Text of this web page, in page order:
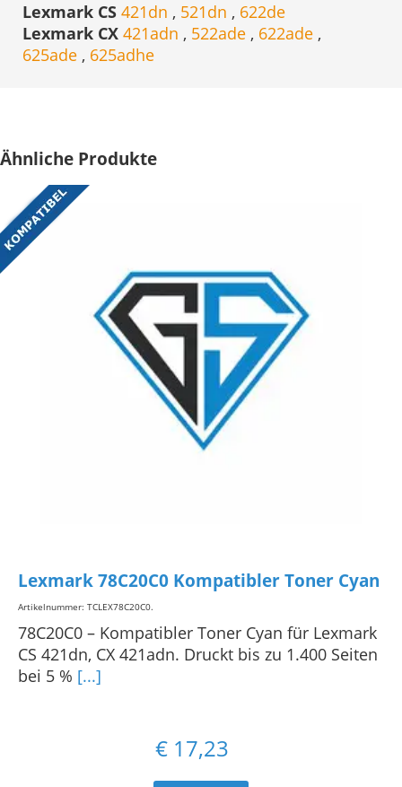
Lexmark CS 421dn , 521dn , 622de
Lexmark CX 421adn , 522ade , 622ade ,
625ade , 625adhe
Ähnliche Produkte
Lexmark 78C20C0 Kompatibler Toner Cyan
Artikelnummer: TCLEX78C20C0.
78C20C0 – Kompatibler Toner Cyan für Lexmark
CS 421dn, CX 421adn. Druckt bis zu 1.400 Seiten
bei 5 % [...]
€ 17,23